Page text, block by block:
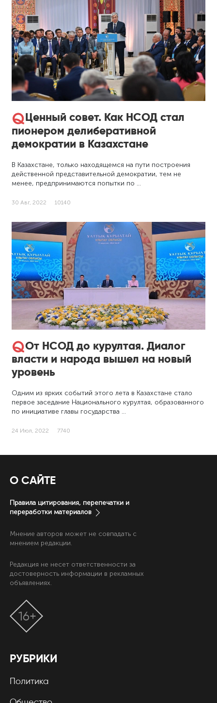
Ценный совет. Как НСОД стал
пионером делиберативной
демократии в Казахстане
В Казахстане, только находящемся на пути построения
действенной представительной демократии, тем не
менее, предпринимаются попытки по …
30 Авг, 2022 10140
От НСОД до курултая. Диалог
власти и народа вышел на новый
уровень
Одним из ярких событий этого лета в Казахстане стало
первое заседание Национального курултая, образованного
по инициативе главы государства …
24 Июл, 2022 7740
О САЙТЕ
Правила цитирования, перепечатки и
переработки материалов
Мнение авторов может не совпадать с
мнением редакции.
Редакция не несет ответственности за
достоверность информации в рекламных
объявлениях.
РУБРИКИ
Политика
16+